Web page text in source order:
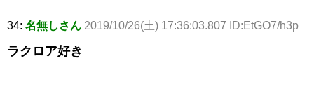
34: 名無しさん 2019/10/26(土) 17:36:03.807 ID:EtGO7/h3p
ラクロア好き